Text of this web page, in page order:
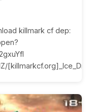
killmark cf dep: